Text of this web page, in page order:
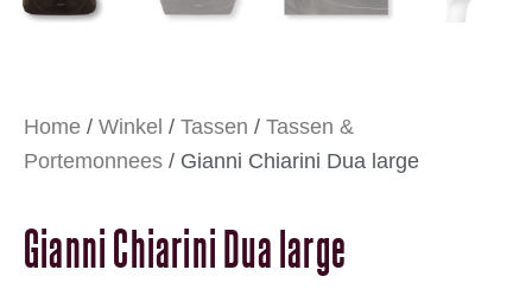
Home / Winkel / Tassen / Tassen &
Portemonnees / Gianni Chiarini Dua large
Gianni Chiarini Dua large